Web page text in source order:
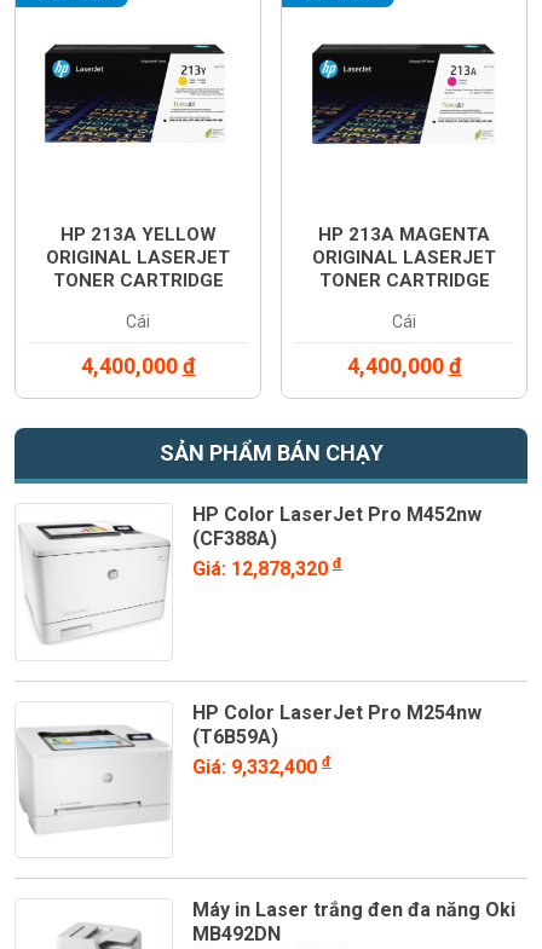
HP 213A YELLOW
ORIGINAL LASERJET
TONER CARTRIDGE
Cái
4,400,000đ
HP 213A MAGENTA
ORIGINAL LASERJET
TONER CARTRIDGE
Cái
4,400,000đ
SẢN PHẨM BÁN CHẠY
HP Color LaserJet Pro M452nw
(CF388A)
Giá: 12,878,320đ
HP Color LaserJet Pro M254nw
(T6B59A)
Giá: 9,332,400đ
Máy in Laser trắng đen đa năng Oki
MB492DN